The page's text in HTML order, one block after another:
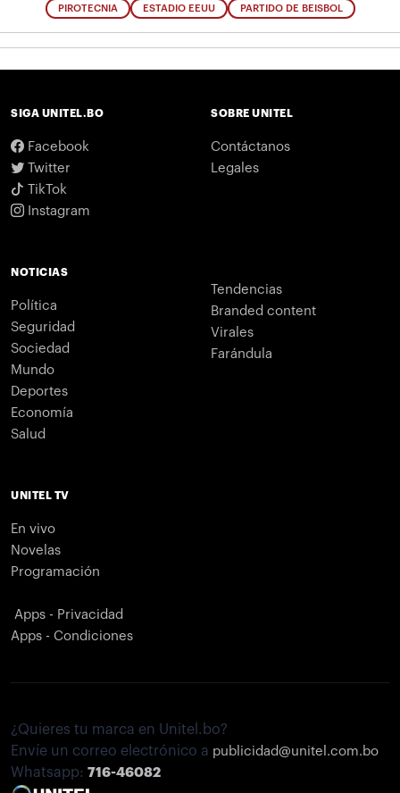
PIROTECNIA ESTADIO EEUU PARTIDO DE BEISBOL
SIGA UNITEL.BO
Facebook
Twitter
TikTok
Instagram
SOBRE UNITEL
Contáctanos
Legales
NOTICIAS
Política
Seguridad
Sociedad
Mundo
Deportes
Economía
Salud
Tendencias
Branded content
Virales
Farándula
UNITEL TV
En vivo
Novelas
Programación
Apps - Privacidad
Apps - Condiciones
¿Quieres tu marca en Unitel.bo?
Envíe un correo electrónico a publicidad@unitel.com.bo
Whatsapp: 716-46082